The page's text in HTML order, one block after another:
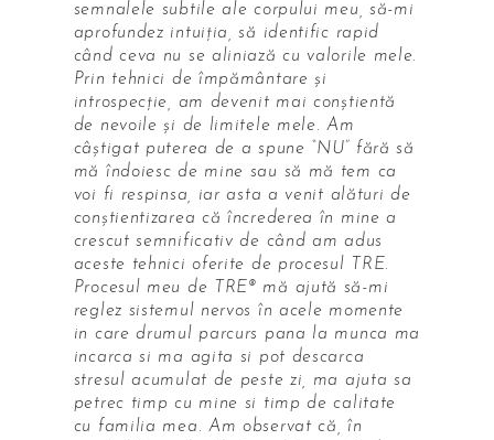
semnalele subtile ale corpului meu, să-mi
aprofundez intuiția, să identific rapid
când ceva nu se aliniază cu valorile mele.
Prin tehnici de împământare și
introspecție, am devenit mai conștientă
de nevoile și de limitele mele. Am
câștigat puterea de a spune “NU” fără să
mă îndoiesc de mine sau să mă tem ca
voi fi respinsa, iar asta a venit alături de
conștientizarea că încrederea în mine a
crescut semnificativ de când am adus
aceste tehnici oferite de procesul TRE.
Procesul meu de TRE® mă ajută să-mi
reglez sistemul nervos în acele momente
in care drumul parcurs pana la munca ma
incarca si ma agita si pot descarca
stresul acumulat de peste zi, ma ajuta sa
petrec timp cu mine si timp de calitate
cu familia mea. Am observat că, în